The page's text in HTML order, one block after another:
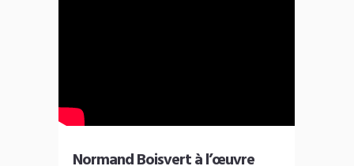
Normand Boisvert à l’œuvre